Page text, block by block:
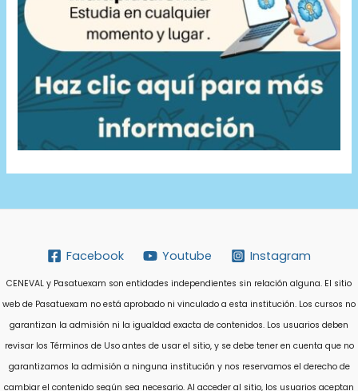
Facebook Youtube Instagram
CENEVAL y Pasatuexam son entidades independientes sin relación alguna. El sitio
web de Pasatuexam no está aprobado ni vinculado a esta institución. Los cursos no
garantizan la admisión ni la igualdad exacta de contenidos. Los usuarios deben
revisar los Términos de Uso antes de usar el sitio, y se debe tener en cuenta que no
garantizamos la admisión a ninguna institución y nos reservamos el derecho de
cambiar el contenido según sea necesario. Al acceder al sitio, los usuarios aceptan